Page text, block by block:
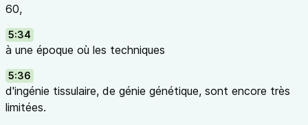
60,
5:34
à une époque où les techniques
5:36
d'ingénie tissulaire, de génie génétique, sont encore très
limitées.